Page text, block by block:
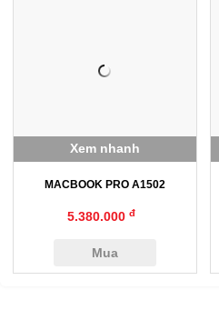
MACBOOK PRO A1502
5.380.000đ
Mua
Xem nhanh